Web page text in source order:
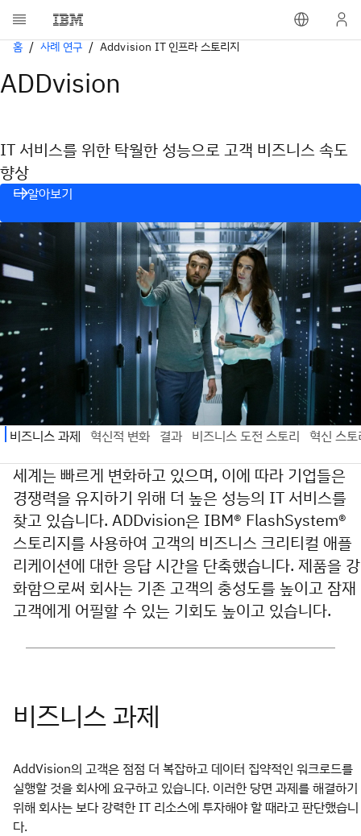
홈 사례 연구 Addvision IT 인프라 스토리지
ADDvision
IT 서비스를 위한 탁월한 성능으로 고객 비즈니스 속도
향상
더 알아보기
세계는 빠르게 변화하고 있으며, 이에 따라 기업들은
경쟁력을 유지하기 위해 더 높은 성능의 IT 서비스를
찾고 있습니다. ADDvision은 IBM® FlashSystem®
스토리지를 사용하여 고객의 비즈니스 크리티컬 애플
리케이션에 대한 응답 시간을 단축했습니다. 제품을 강
화함으로써 회사는 기존 고객의 충성도를 높이고 잠재
고객에게 어필할 수 있는 기회도 높이고 있습니다.
AddVision의 고객은 점점 더 복잡하고 데이터 집약적인 워크로드를
실행할 것을 회사에 요구하고 있습니다. 이러한 당면 과제를 해결하기
위해 회사는 보다 강력한 IT 리소스에 투자해야 할 때라고 판단했습니
다.